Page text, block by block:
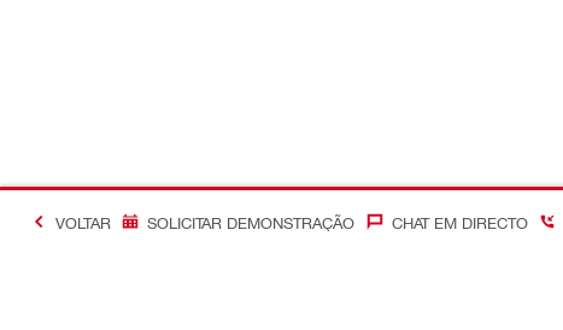
VOLTAR SOLICITAR DEMONSTRAÇÃO CHAT EM DIRECTO